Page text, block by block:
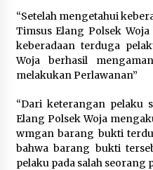
“Setelah mengetahui
Timsus Elang Polsek
keberadaan terduga
Woja berhasil
melakukan Perlawanan”
“Dari keterangan pelaku
Elang Polsek Woja
wmgan barang bukti
bahwa barang bukti
pelaku pada salah